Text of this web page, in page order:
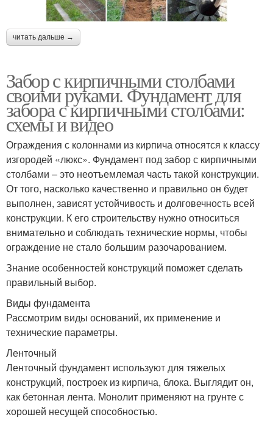
читать дальше →
Забор с кирпичными столбами
своими руками. Фундамент для
забора с кирпичными столбами:
схемы и видео
Ограждения с колоннами из кирпича относятся к классу
изгородей «люкс». Фундамент под забор с кирпичными
столбами – это неотъемлемая часть такой конструкции.
От того, насколько качественно и правильно он будет
выполнен, зависят устойчивость и долговечность всей
конструкции. К его строительству нужно относиться
внимательно и соблюдать технические нормы, чтобы
ограждение не стало большим разочарованием.
Знание особенностей конструкций поможет сделать
правильный выбор.
Виды фундамента
Рассмотрим виды оснований, их применение и
технические параметры.
Ленточный
Ленточный фундамент используют для тяжелых
конструкций, построек из кирпича, блока. Выглядит он,
как бетонная лента. Монолит применяют на грунте с
хорошей несущей способностью.